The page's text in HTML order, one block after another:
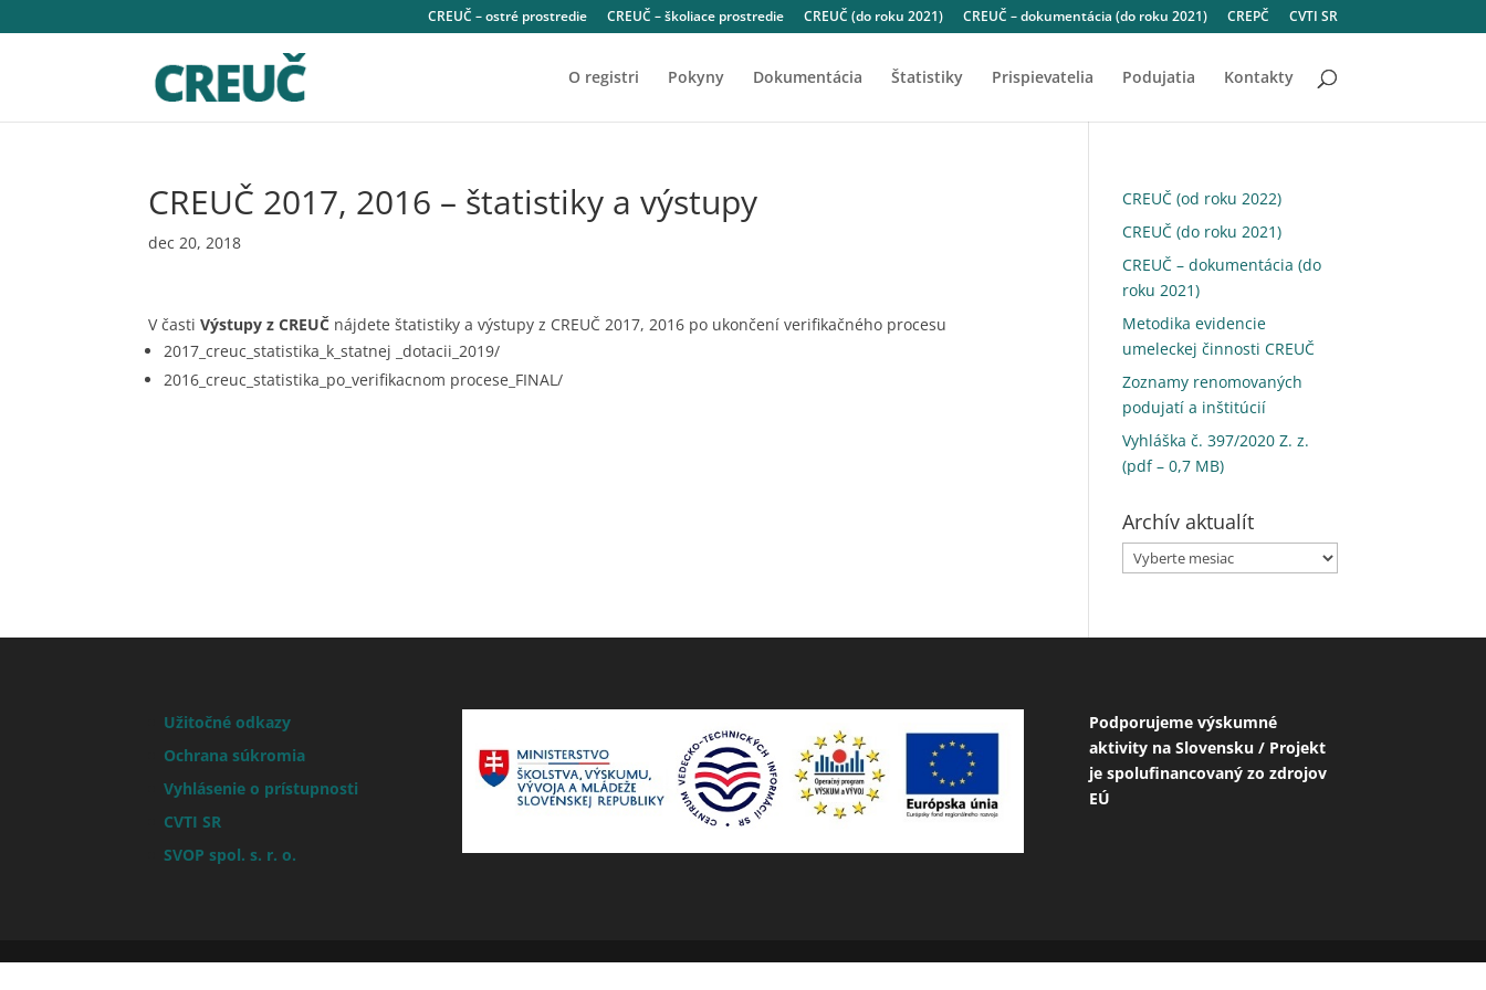
CREUČ – ostré prostredie CREUČ – školiace prostredie CREUČ (do roku 2021) CREUČ – dokumentácia (do roku 2021) CREPČ CVTI SR
O registri Pokyny Dokumentácia Štatistiky Prispievatelia Podujatia Kontakty
CREUČ 2017, 2016 – štatistiky a výstupy
dec 20, 2018
V častiVýstupy z CREUČ nájdete štatistiky a výstupy z CREUČ 2017, 2016 po ukončení verifikačného procesu
2017_creuc_statistika_k_statnej _dotacii_2019/
2016_creuc_statistika_po_verifikacnom procese_FINAL/
CREUČ (od roku 2022)
CREUČ (do roku 2021)
CREUČ – dokumentácia (do
roku 2021)
Metodika evidencie
umeleckej činnosti CREUČ
Zoznamy renomovaných
podujatí a inštitúcií
Vyhláška č. 397/2020 Z. z.
(pdf – 0,7 MB)
Archív aktualít
Archív
aktualít
Užitočné odkazy
Ochrana súkromia
Vyhlásenie o prístupnosti
CVTI SR
SVOP spol. s. r. o.
Podporujeme výskumné
aktivity na Slovensku / Projekt
je spolufinancovaný zo zdrojov
EÚ